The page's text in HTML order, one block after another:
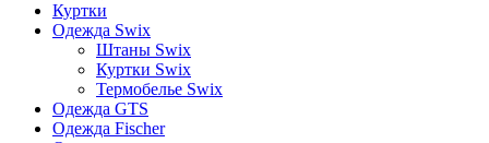
Куртки
Одежда Swix
Штаны Swix
Куртки Swix
Термобелье Swix
Одежда GTS
Одежда Fischer